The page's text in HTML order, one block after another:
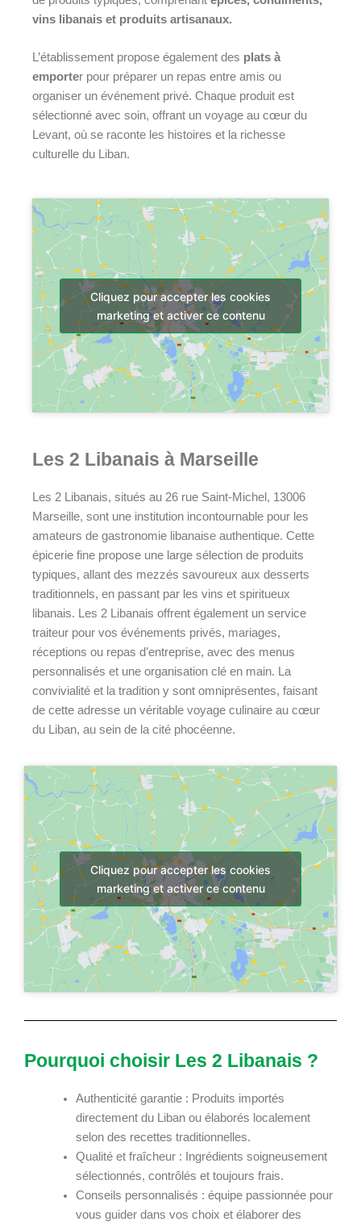
vins libanais et produits artisanaux.
L’établissement propose également des plats à
emporter pour préparer un repas entre amis ou
organiser un événement privé. Chaque produit est
sélectionné avec soin, offrant un voyage au cœur du
Levant, où se raconte les histoires et la richesse
culturelle du Liban.
Cliquez pour accepter les cookies
marketing et activer ce contenu
Les 2 Libanais à Marseille
Les 2 Libanais, situés au 26 rue Saint-Michel, 13006
Marseille, sont une institution incontournable pour les
amateurs de gastronomie libanaise authentique. Cette
épicerie fine propose une large sélection de produits
typiques, allant des mezzés savoureux aux desserts
traditionnels, en passant par les vins et spiritueux
libanais.
Les 2 Libanais offrent également un service
traiteur pour vos événements privés, mariages,
réceptions ou repas d’entreprise, avec des menus
personnalisés et une organisation clé en main.
La
convivialité et la tradition y sont omniprésentes, faisant
de cette adresse un véritable voyage culinaire au cœur
du Liban, au sein de la cité phocéenne.
Cliquez pour accepter les cookies
marketing et activer ce contenu
Pourquoi choisir Les 2 Libanais ?
Authenticité garantie : Produits importés
directement du Liban ou élaborés localement
selon des recettes traditionnelles.
Qualité et fraîcheur : Ingrédients soigneusement
sélectionnés, contrôlés et toujours frais.
Conseils personnalisés : équipe passionnée pour
vous guider dans vos choix et élaborer des